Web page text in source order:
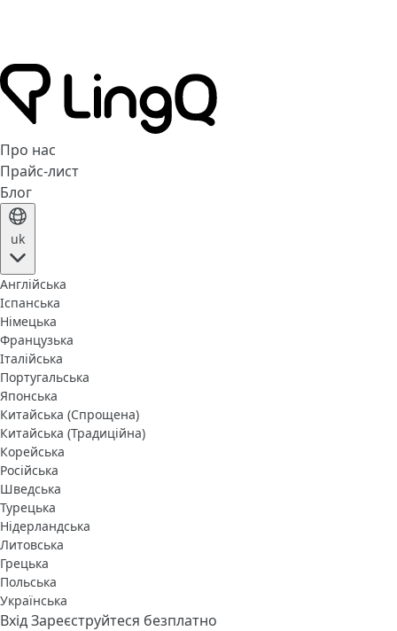
Про нас
Прайс-лист
Блог
uk
Англійська
Іспанська
Німецька
Французька
Італійська
Португальська
Японська
Китайська (Спрощена)
Китайська (Традиційна)
Корейська
Російська
Шведська
Турецька
Нідерландська
Литовська
Грецька
Польська
Українська
ВхідЗареєструйтеся безплатно